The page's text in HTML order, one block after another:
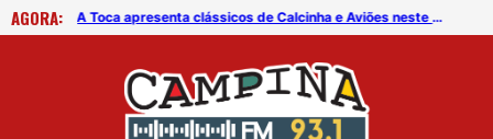
AGORA:
Operação Lei Seca revela dado preocupante sobre motoristas na PB A Toca apresenta clássicos de Calcinha e Aviões neste sábado (8)